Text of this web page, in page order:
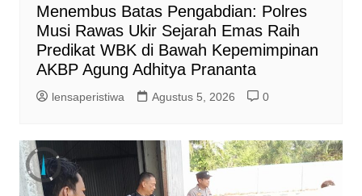
Menembus Batas Pengabdian: Polres
Musi Rawas Ukir Sejarah Emas Raih
Predikat WBK di Bawah Kepemimpinan
AKBP Agung Adhitya Prananta
lensaperistiwa Agustus 5, 2026 0